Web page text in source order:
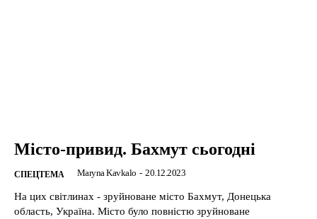
Місто-привид. Бахмут сьогодні
CПЕЦТЕМА Maryna Kavkalo - 20.12.2023
На цих світлинах - зруйноване місто Бахмут, Донецька
область, Україна. Місто було повністю зруйноване